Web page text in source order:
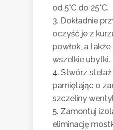
od 5°C do 25°C.
Dokładnie
oczyść je z
powłok, a także
wszelkie ubytki.
Stwórz stelaż
pamiętając o
szczeliny
Zamontuj
eliminację